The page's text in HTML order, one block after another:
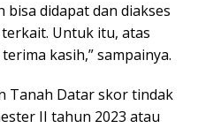
bisa didapat dan diakses
Untuk itu, atas
kasih,” sampainya.
Tanah Datar skor tindak
II tahun 2023 atau